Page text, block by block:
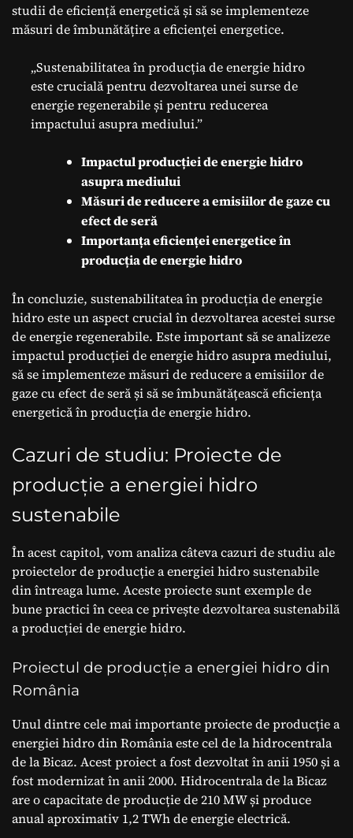
studii de eficiență energetică și să se implementeze
măsuri de îmbunătățire a eficienței energetice.
„Sustenabilitatea în producția de energie hidro
este crucială pentru dezvoltarea unei surse de
energie regenerabile și pentru reducerea
impactului asupra mediului.”
Impactul producției de energie hidro
asupra mediului
Măsuri de reducere a emisiilor de gaze cu
efect de seră
Importanța eficienței energetice în
producția de energie hidro
În concluzie, sustenabilitatea în producția de energie
hidro este un aspect crucial în dezvoltarea acestei surse
de energie regenerabile. Este important să se analizeze
impactul producției de energie hidro asupra mediului,
să se implementeze măsuri de reducere a emisiilor de
gaze cu efect de seră și să se îmbunătățească eficiența
energetică în producția de energie hidro.
Cazuri de studiu: Proiecte de
producție a energiei hidro
sustenabile
În acest capitol, vom analiza câteva cazuri de studiu ale
proiectelor de producție a energiei hidro sustenabile
din întreaga lume. Aceste proiecte sunt exemple de
bune practici în ceea ce privește dezvoltarea sustenabilă
a producției de energie hidro.
Proiectul de producție a energiei hidro din
România
Unul dintre cele mai importante proiecte de producție a
energiei hidro din România este cel de la hidrocentrala
de la Bicaz. Acest proiect a fost dezvoltat în anii 1950 și a
fost modernizat în anii 2000. Hidrocentrala de la Bicaz
are o capacitate de producție de 210 MW și produce
anual aproximativ 1,2 TWh de energie electrică.